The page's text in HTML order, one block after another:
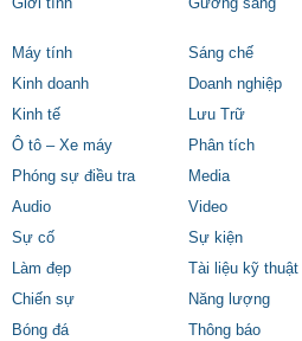
Máy tính
Sáng chế
Kinh doanh
Doanh nghiệp
Kinh tế
Lưu Trữ
Ô tô – Xe máy
Phân tích
Phóng sự điều tra
Media
Audio
Video
Sự cố
Sự kiện
Làm đẹp
Tài liệu kỹ thuật
Chiến sự
Năng lượng
Bóng đá
Thông báo